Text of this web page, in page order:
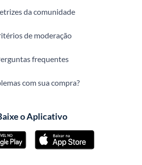
da comunidade
de moderação
frequentes
com sua compra?
o Aplicativo